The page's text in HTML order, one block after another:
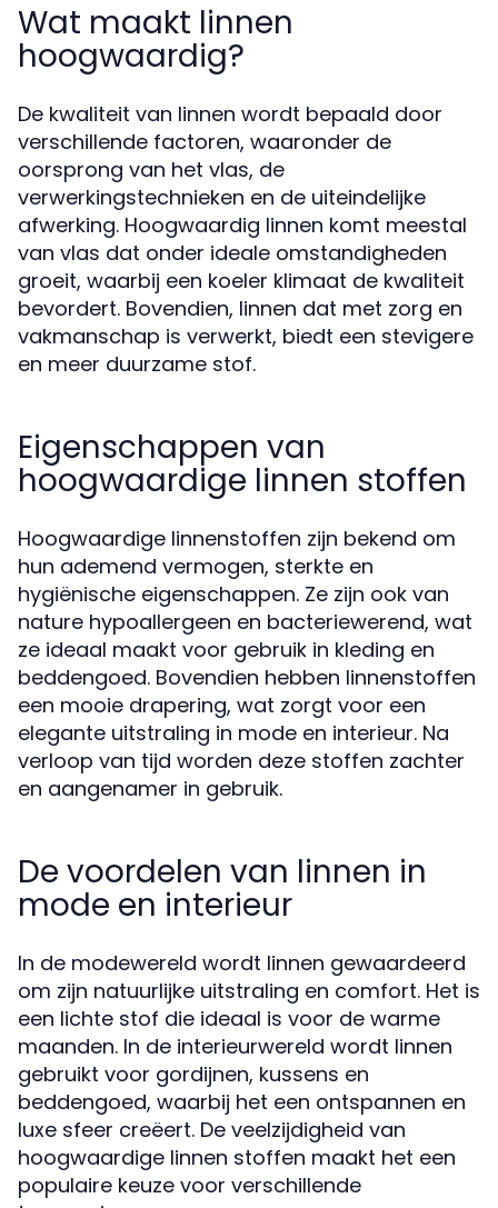
Wat maakt linnen
hoogwaardig?
De kwaliteit van linnen wordt bepaald door
verschillende factoren, waaronder de
oorsprong van het vlas, de
verwerkingstechnieken en de uiteindelijke
afwerking. Hoogwaardig linnen komt meestal
van vlas dat onder ideale omstandigheden
groeit, waarbij een koeler klimaat de kwaliteit
bevordert. Bovendien, linnen dat met zorg en
vakmanschap is verwerkt, biedt een stevigere
en meer duurzame stof.
Eigenschappen van
hoogwaardige linnen stoffen
Hoogwaardige linnenstoffen zijn bekend om
hun ademend vermogen, sterkte en
hygiënische eigenschappen. Ze zijn ook van
nature hypoallergeen en bacteriewerend, wat
ze ideaal maakt voor gebruik in kleding en
beddengoed. Bovendien hebben linnenstoffen
een mooie drapering, wat zorgt voor een
elegante uitstraling in mode en interieur. Na
verloop van tijd worden deze stoffen zachter
en aangenamer in gebruik.
De voordelen van linnen in
mode en interieur
In de modewereld wordt linnen gewaardeerd
om zijn natuurlijke uitstraling en comfort. Het is
een lichte stof die ideaal is voor de warme
maanden. In de interieurwereld wordt linnen
gebruikt voor gordijnen, kussens en
beddengoed, waarbij het een ontspannen en
luxe sfeer creëert. De veelzijdigheid van
hoogwaardige linnen stoffen maakt het een
populaire keuze voor verschillende